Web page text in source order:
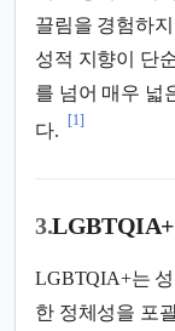
끌림을 경험하
성적 지향이 단
를 넘어 매우 넓
다.
[1]
3.
LGBTQIA+는
한 정체성을 포